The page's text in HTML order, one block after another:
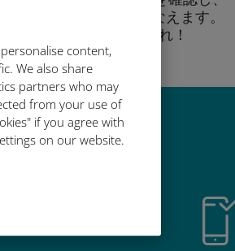
content,
We also share
partners who may
from your use of
if you agree with
on our website.
追加購入がおこなえます。
お楽しみあれ！
由